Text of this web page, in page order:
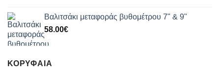
168.00€.είναι:
Βαλιτσάκι μεταφοράς βυθομέτρου 7" & 9"
58.00€
ΚΟΡΥΦΑΊΑ